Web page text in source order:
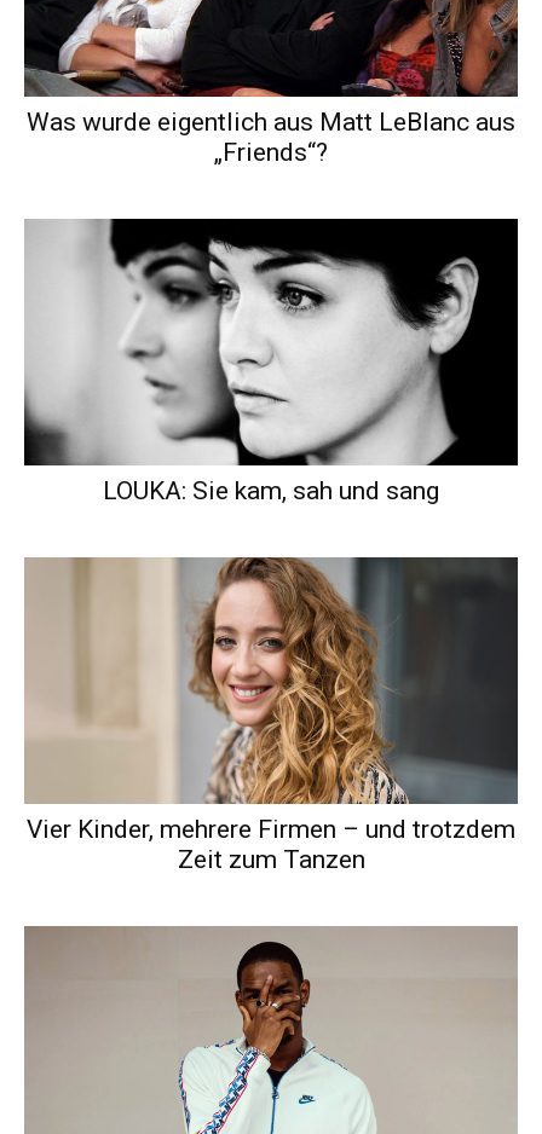
Was wurde eigentlich aus Matt LeBlanc aus
„Friends“?
LOUKA: Sie kam, sah und sang
Vier Kinder, mehrere Firmen – und trotzdem
Zeit zum Tanzen